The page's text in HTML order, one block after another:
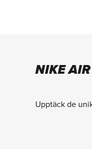
NIKE
Upptäck de